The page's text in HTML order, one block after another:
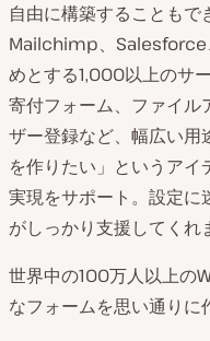
自由に構築することもで
Mailchimp、Salesforce
めとする1,000以上のサ
寄付フォーム、ファイル
ザー登録など、幅広い用
を作りたい」というア
実現をサポート。設定に
がしっかり支援してくれ
世界中の100万人以上の
なフォームを思い通りに